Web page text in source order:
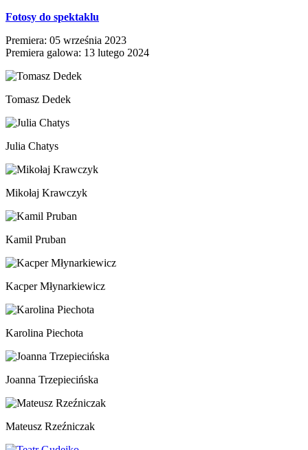
Fotosy do spektaklu
Premiera: 05 września 2023
Premiera galowa: 13 lutego 2024
Tomasz Dedek
Julia Chatys
Mikołaj Krawczyk
Kamil Pruban
Kacper Młynarkiewicz
Karolina Piechota
Joanna Trzepiecińska
Mateusz Rzeźniczak